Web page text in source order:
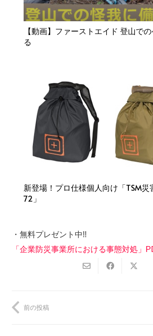
【動画】ファーストエイド 登山で
る
新登場！プロ仕様個人向け「TSM災
72」
・無料プレゼント中!!
「企業防災事業所における事態対処」
前の投稿